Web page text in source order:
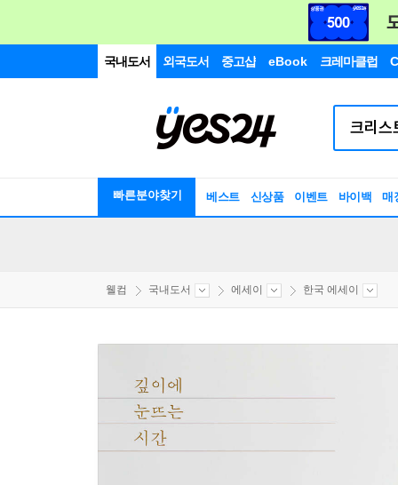
국내도서 외국도서 중고샵 eBook 크레마클럽
빠른분야찾기 베스트 신상품 이벤트 바이백 매
웰컴 국내도서 에세이 한국 에세이